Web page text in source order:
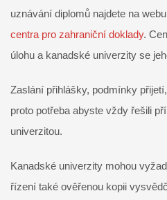
uznávání diplomů najdete na webu
centra pro zahraniční doklady.
úlohu a kanadské univerzity se
Zaslání přihlášky, podmínky
proto potřeba abyste vždy řešili
univerzitou.
Kanadské univerzity mohou
řízení také ověřenou kopii